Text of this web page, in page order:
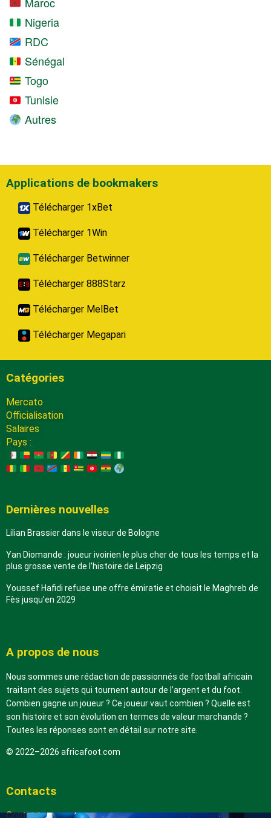
Nigeria
RDC
Sénégal
Togo
Tunisie
Autres
Applications de bookmakers
Télécharger 1xBet
Télécharger 1Win
Télécharger Betwinner
Télécharger 888Starz
Télécharger MelBet
Télécharger Megapari
Catégories
Mercato
Officialisation
Salaires
Pays :
Dernières nouvelles
Lilian Brassier dans le viseur de Bologne
Yan Diomande : joueur ivoirien le plus cher de tous les temps et la
plus grosse vente de l’histoire de Leipzig
Youssef Hafidi refuse une offre émiratie et choisit le Maghreb de
Fès jusqu’en 2029
A propos de nous
Nous sommes une rédaction de passionnés de football africain
traitant des sujets qui tournent autour de l’argent et du foot.
Combien gagne un joueur ? Ce joueur vaut combien ? Quelle est
son histoire et son évolution en termes de valeur marchande ?
Toutes les réponses sont en détail sur notre site.
© 2022–2026 africafoot.com
Contacts
Contactez-nous